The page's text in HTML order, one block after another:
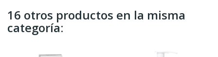
16 otros productos en la misma
categoría: